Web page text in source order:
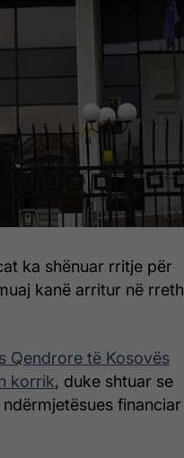
ka shënuar rritje për
kanë arritur në rreth
Qendrore të Kosovës
korrik, duke shtuar se
financiar